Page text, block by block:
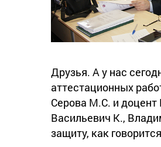
Друзья. А у нас
аттестационных
Серова М.С. и
Васильевич К.,
защиту, как